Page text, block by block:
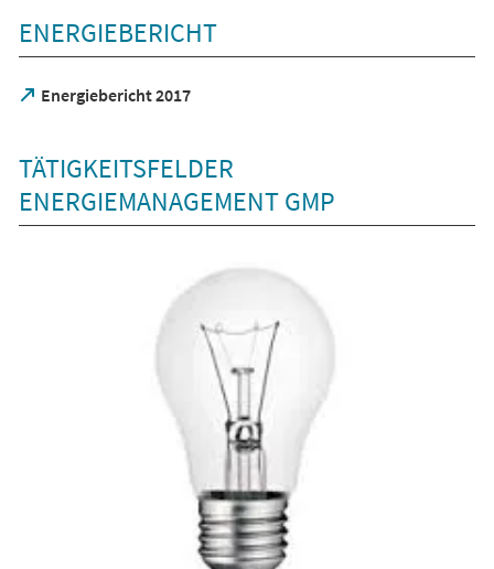
ENERGIEBERICHT
Energiebericht 2017
(Öffnet
neuen
Tab)
TÄTIGKEITSFELDER
ENERGIEMANAGEMENT GMP